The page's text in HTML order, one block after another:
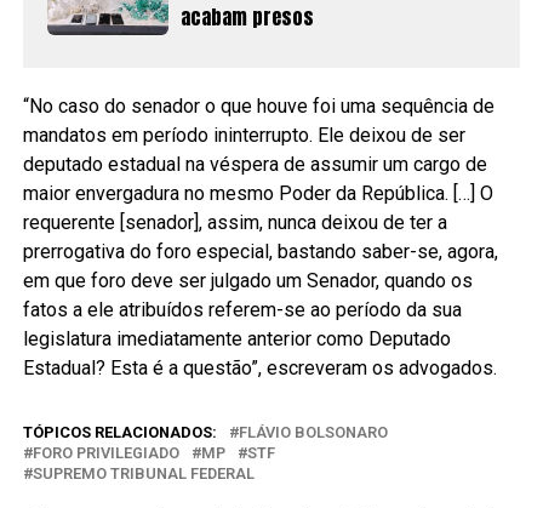
acabam presos
“No caso do senador o que houve foi uma sequência de
mandatos em período ininterrupto. Ele deixou de ser
deputado estadual na véspera de assumir um cargo de
maior envergadura no mesmo Poder da República. […] O
requerente [senador], assim, nunca deixou de ter a
prerrogativa do foro especial, bastando saber-se, agora,
em que foro deve ser julgado um Senador, quando os
fatos a ele atribuídos referem-se ao período da sua
legislatura imediatamente anterior como Deputado
Estadual? Esta é a questão”, escreveram os advogados.
TÓPICOS RELACIONADOS:
FLÁVIO BOLSONARO
FORO PRIVILEGIADO
MP
STF
SUPREMO TRIBUNAL FEDERAL